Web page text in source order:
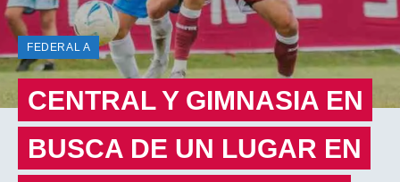
FEDERAL A
CENTRAL Y GIMNASIA EN
BUSCA DE UN LUGAR EN